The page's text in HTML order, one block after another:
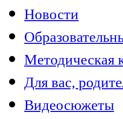
Новости
Методическая
Для вас,
Видеосюжеты